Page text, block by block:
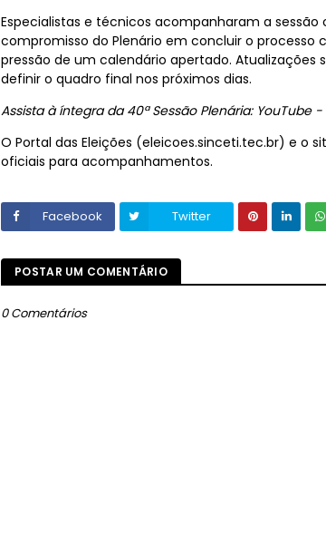
Especialistas e técnicos acompanharam a
compromisso do Plenário em concluir o processo
pressão de um calendário apertado. Atualizações
definir o quadro final nos próximos dias.
Assista à íntegra da 40ª Sessão Plenária: YouTube
O Portal das Eleições (eleicoes.sinceti.tec.br) e o
oficiais para acompanhamentos.
Facebook Twitter
POSTAR UM COMENTÁRIO
0 Comentários